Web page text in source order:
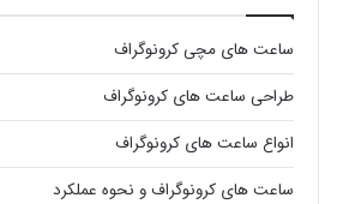
ساعت های مچی کرونوگراف
طراحی ساعت های کرونوگراف
انواع ساعت های کرونوگراف
ساعت های کرونوگراف و نحوه عملکرد